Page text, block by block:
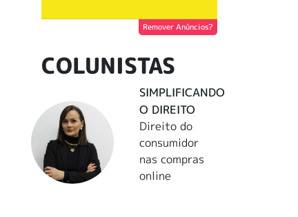
Remover Anúncios?
COLUNISTAS
SIMPLIFICANDO
O DIREITO
Direito do
consumidor
nas compras
online